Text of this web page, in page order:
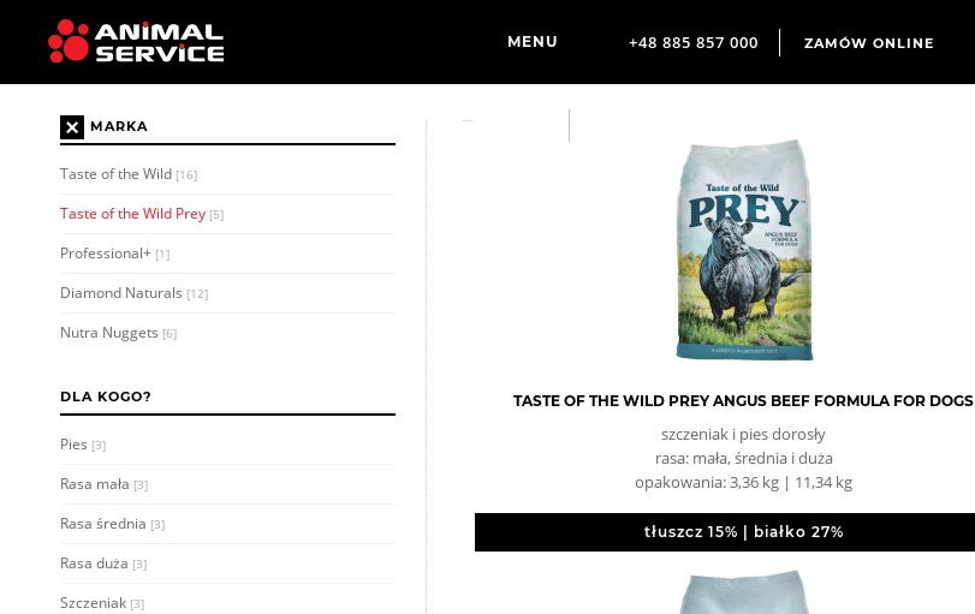
+48 885 857 000 ZAMÓW ONLINE
× MARKA
Taste of the Wild [16]
Taste of the Wild Prey [5]
Professional+ [1]
Diamond Naturals [12]
Nutra Nuggets [6]
DLA KOGO?
Pies [3]
Rasa mała [3]
Rasa średnia [3]
Rasa duża [3]
Szczeniak [3]
TASTE OF THE WILD PREY ANGUS BEEF FORMULA FOR DOGS
szczeniak i pies dorosły
rasa: mała, średnia i duża
opakowania: 3,36 kg | 11,34 kg
tłuszcz 15% | białko 27%